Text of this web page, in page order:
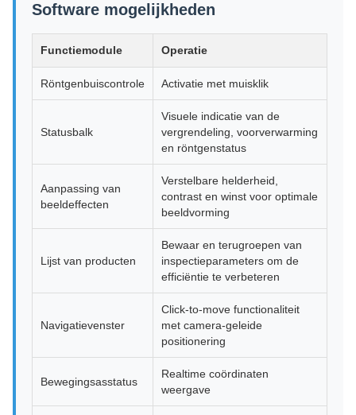
Software mogelijkheden
Functiemodule Operatie
Röntgenbuiscontrole Activatie met muisklik
Statusbalk
Visuele indicatie van de
vergrendeling, voorverwarming
en röntgenstatus
Aanpassing van
beeldeffecten
Verstelbare helderheid,
contrast en winst voor optimale
beeldvorming
Lijst van producten
Bewaar en terugroepen van
inspectieparameters om de
efficiëntie te verbeteren
Navigatievenster
Click-to-move functionaliteit
met camera-geleide
positionering
Bewegingsasstatus
Realtime coördinaten
weergave